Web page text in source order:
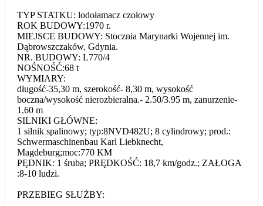
TYP STATKU: lodołamacz czołowy
ROK BUDOWY:1970 r.
MIEJSCE BUDOWY: Stocznia Marynarki Wojennej im.
Dąbrowszczaków, Gdynia.
NR. BUDOWY: L770/4
NOŚNOŚĆ:68 t
WYMIARY:
długość-35,30 m, szerokość- 8,30 m, wysokość
boczna/wysokość nierozbieralna.- 2.50/3.95 m, zanurzenie-
1.60 m
SILNIKI GŁÓWNE:
1 silnik spalinowy; typ:8NVD482U; 8 cylindrowy; prod.:
Schwermaschinenbau Karl Liebknecht,
Magdeburg;moc:770 KM
PĘDNIK: 1 śruba; PRĘDKOŚĆ: 18,7 km/godz.; ZAŁOGA
:8-10 ludzi.
PRZEBIEG SŁUŻBY: